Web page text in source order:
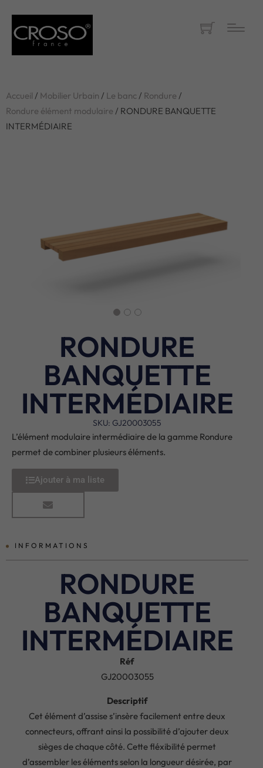
Accueil / Mobilier Urbain / Le banc / Rondure /
Rondure élément modulaire / RONDURE BANQUETTE
INTERMÉDIAIRE
RONDURE
BANQUETTE
INTERMÉDIAIRE
SKU: GJ20003055
L’élément modulaire intermédiaire de la gamme Rondure
permet de combiner plusieurs éléments.
Ajouter à ma liste
INFORMATIONS
RONDURE
BANQUETTE
INTERMÉDIAIRE
Réf
GJ20003055
Descriptif
Cet élément d’assise s’insère facilement entre deux
connecteurs, offrant ainsi la possibilité d’ajouter deux
sièges de chaque côté. Cette fléxibilité permet
d’assembler les éléments selon la longueur désirée, par